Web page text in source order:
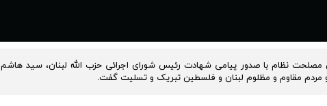
مصلحت نظام با صدور پیامی شهادت رئیس شورای اجرائی حزب الله لبنان، سید هاشم
مقاوم و مظلوم لبنان و فلسطین تبریک و تسلیت گفت.